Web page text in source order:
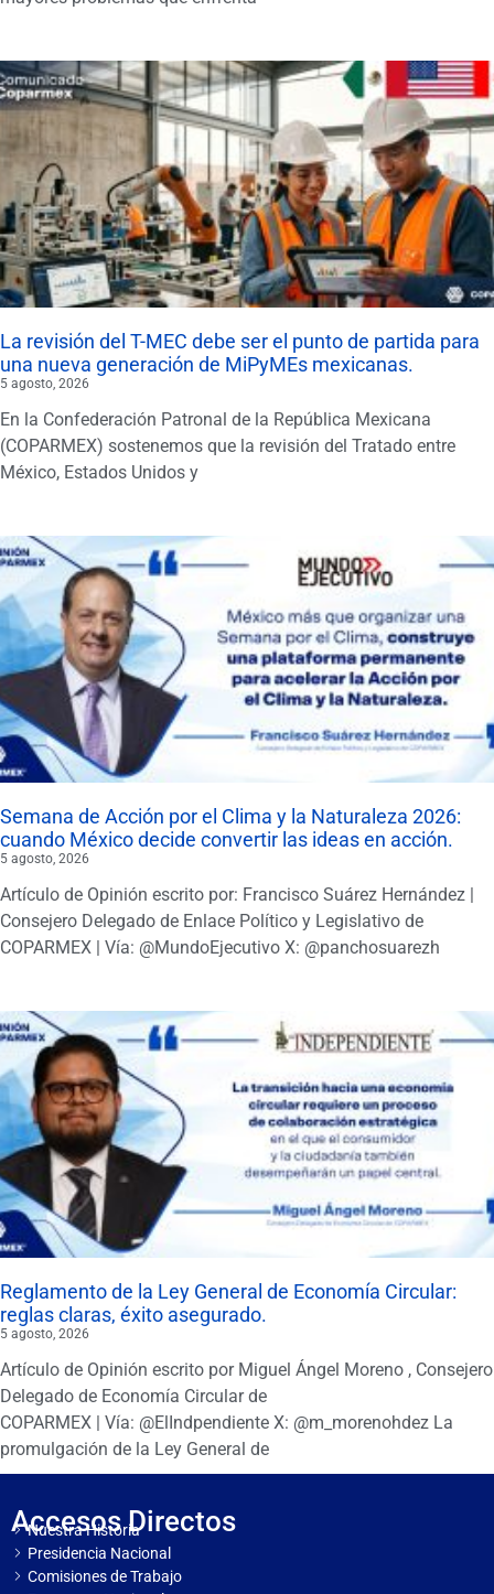
La revisión del T-MEC debe ser el punto de partida para
una nueva generación de MiPyMEs mexicanas.
5 agosto, 2026
En la Confederación Patronal de la República Mexicana
(COPARMEX) sostenemos que la revisión del Tratado entre
México, Estados Unidos y
Semana de Acción por el Clima y la Naturaleza 2026:
cuando México decide convertir las ideas en acción.
5 agosto, 2026
Artículo de Opinión escrito por: Francisco Suárez Hernández |
Consejero Delegado de Enlace Político y Legislativo de
COPARMEX | Vía: @MundoEjecutivo X: @panchosuarezh
Reglamento de la Ley General de Economía Circular:
reglas claras, éxito asegurado.
5 agosto, 2026
Artículo de Opinión escrito por Miguel Ángel Moreno , Consejero
Delegado de Economía Circular de
COPARMEX | Vía: @ElIndpendiente X: @m_morenohdez La
promulgación de la Ley General de
Accesos Directos
Nuestra Historia
Presidencia Nacional
Comisiones de Trabajo